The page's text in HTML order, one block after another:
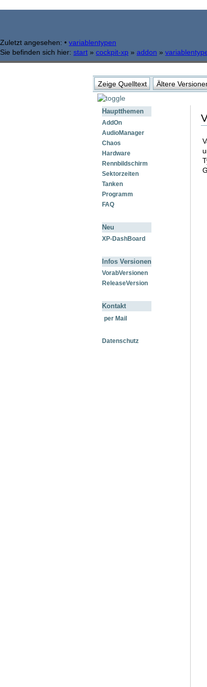
Zuletzt angesehen: • variablentypen
Sie befinden sich hier: start » cockpit-xp » addon »
Zeige Quelltext Ältere
Hauptthemen
AddOn
AudioManager
Chaos
Hardware
Rennbildschirm
Sektorzeiten
Tanken
Programm
FAQ
Neu
XP-DashBoard
Infos Versionen
VorabVersionen
ReleaseVersion
Kontakt
per Mail
Datenschutz